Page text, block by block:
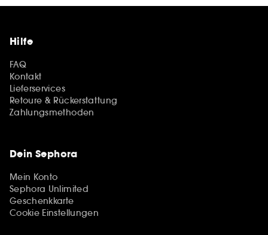
Hilfe
FAQ
Kontakt
Lieferservices
Retoure & Rückerstattung
Zahlungsmethoden
Dein Sephora
Mein Konto
Sephora Unlimited
Geschenkkarte
Cookie Einstellungen